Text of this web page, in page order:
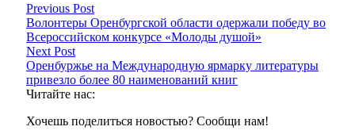
Previous Post
Волонтеры Оренбургской области одержали победу во
Всероссийском конкурсе «Молоды душой»
Next Post
Оренбуржье на Международную ярмарку литературы
привезло более 80 наименований книг
Читайте нас:
Хочешь поделиться новостью? Сообщи нам!